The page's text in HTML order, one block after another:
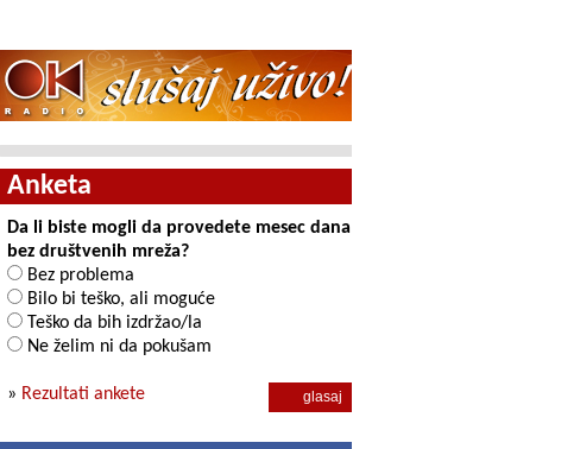
Anketa
Da li biste mogli da provedete mesec dana
bez društvenih mreža?
Bez problema
Bilo bi teško, ali moguće
Teško da bih izdržao/la
Ne želim ni da pokušam
» Rezultati ankete